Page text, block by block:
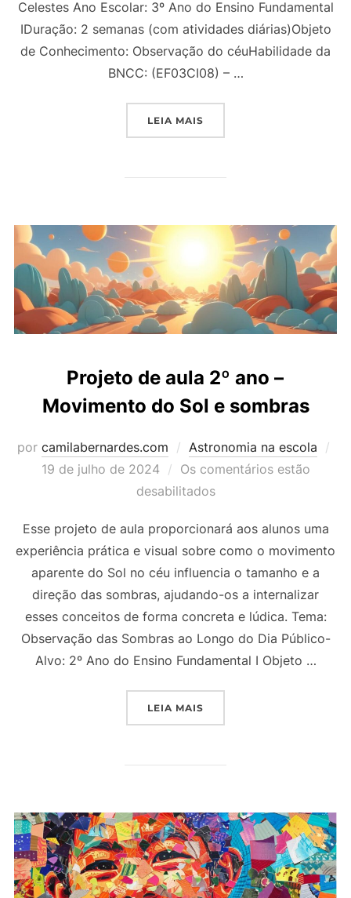
Celestes Ano Escolar: 3º Ano do Ensino Fundamental
IDuração: 2 semanas (com atividades diárias)Objeto
de Conhecimento: Observação do céuHabilidade da
BNCC: (EF03CI08) – …
LEIA MAIS
Projeto de aula 2º ano –
Movimento do Sol e sombras
por camilabernardes.com Astronomia na escola
19 de julho de 2024
Os comentários estão
desabilitados
Esse projeto de aula proporcionará aos alunos uma
experiência prática e visual sobre como o movimento
aparente do Sol no céu influencia o tamanho e a
direção das sombras, ajudando-os a internalizar
esses conceitos de forma concreta e lúdica. Tema:
Observação das Sombras ao Longo do Dia Público-
Alvo: 2º Ano do Ensino Fundamental I Objeto …
LEIA MAIS